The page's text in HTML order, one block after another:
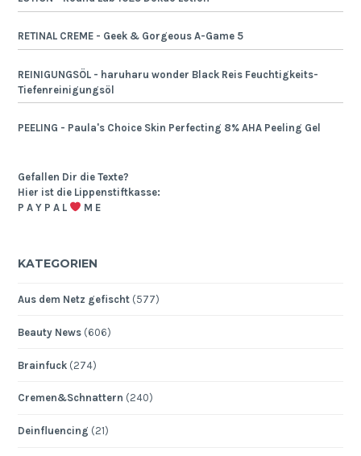
RETINAL CREME - Geek & Gorgeous A-Game 5
REINIGUNGSÖL - haruharu wonder Black Reis Feuchtigkeits-
Tiefenreinigungsöl
PEELING - Paula's Choice Skin Perfecting 8% AHA Peeling Gel
Gefallen Dir die Texte?
Hier ist die Lippenstiftkasse:
P A Y P A L
M E
KATEGORIEN
Aus dem Netz gefischt (577)
Beauty News (606)
Brainfuck (274)
Cremen&Schnattern (240)
Deinfluencing (21)